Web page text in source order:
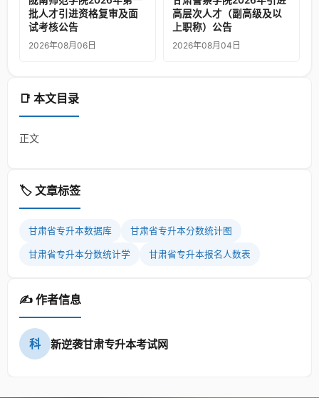
📑 本文目录
正文
🏷️ 文章标签
甘肃省专升本数据库 甘肃省专升本分数统计图
甘肃省专升本分数统计学 甘肃省专升本报名人数表
✍️ 作者信息
科 新逆袭甘肃专升本考试网
批人才引进资格复审及面
试考核公告
2026年08月06日
高层次人才（副高级及以
上职称）公告
2026年08月04日